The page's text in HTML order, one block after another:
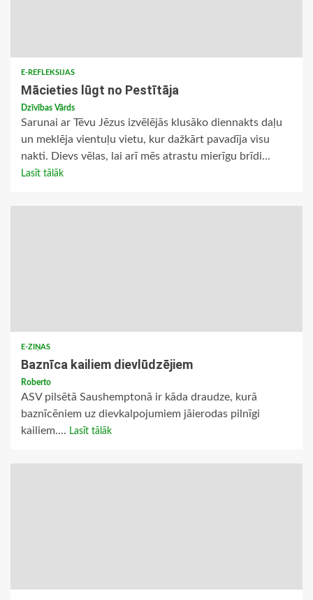
E-REFLEKSIJAS
Mācieties lūgt no Pestītāja
Dzīvības Vārds
Sarunai ar Tēvu Jēzus izvēlējās klusāko diennakts daļu
un meklēja vientuļu vietu, kur dažkārt pavadīja visu
nakti. Dievs vēlas, lai arī mēs atrastu mierīgu brīdi...
Lasīt tālāk
E-ZIŅAS
Baznīca kailiem dievlūdzējiem
Roberto
ASV pilsētā Saushemptonā ir kāda draudze, kurā
baznīcēniem uz dievkalpojumiem jāierodas pilnīgi
kailiem.... Lasīt tālāk